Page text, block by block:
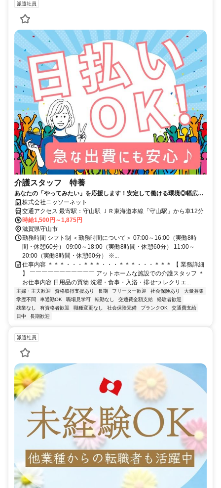
派遣社員
介護スタッフ 特養
あなたの「やってみたい」を応援します！安定して働ける環境◎幅広い
世代が活躍中
株式会社ニッソーネット
交通アクセス 最寄駅：守山駅 ＪＲ東海道本線「守山駅」から車12分
時給1,500円～1,875円
滋賀県守山市
勤務時間 シフト制 ＜勤務時間について＞ 07:00～16:00（実働8時
間・休憩60分） 09:00～18:00（実働8時間・休憩60分） 11:00～
20:00（実働8時間・休憩60分） ※...
仕事内容 ＊＊＊・・・＊＊＊・・・＊＊＊・・・＊＊＊ 【 業務詳細
】 ￣￣￣￣￣￣￣￣￣￣￣ アットホームな施設での介護スタッフ ＊
お仕事内容 日用品の買物 洗濯・食事・入浴・排せつ レクリエ...
主婦・主夫歓迎 資格取得支援あり 長期 フリーター歓迎 社会保険あり
大量募集
学歴不問
車通勤OK 職場見学可 転勤なし 交通費全額支給
経験者歓迎
残業なし
有資格者歓迎 職種変更なし 社会保険完備 ブランクOK
交通費支給
日中
長期歓迎
派遣社員